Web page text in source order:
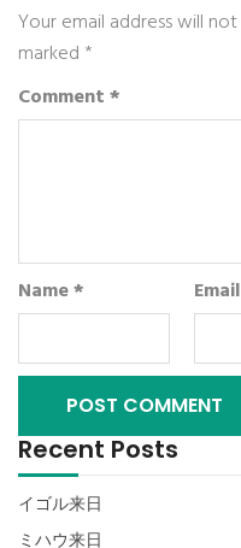
Your email address will
marked *
Comment*
Name* Email
Recent Posts
イゴル来日
ミハウ来日